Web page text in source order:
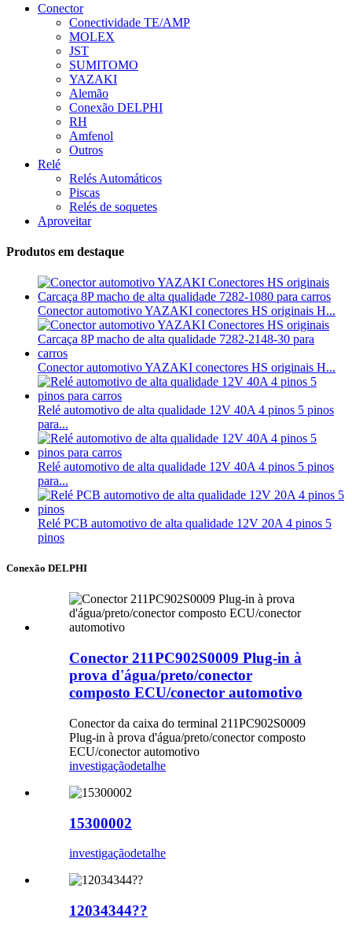
Conector
Conectividade TE/AMP
MOLEX
JST
SUMITOMO
YAZAKI
Alemão
Conexão DELPHI
RH
Amfenol
Outros
Relé
Relés Automáticos
Piscas
Relés de soquetes
Aproveitar
Produtos em destaque
Conector automotivo YAZAKI conectores HS originais H...
Conector automotivo YAZAKI conectores HS originais H...
Relé automotivo de alta qualidade 12V 40A 4 pinos 5 pinos
para...
Relé automotivo de alta qualidade 12V 40A 4 pinos 5 pinos
para...
Relé PCB automotivo de alta qualidade 12V 20A 4 pinos 5
pinos
Conexão DELPHI
Conector 211PC902S0009 Plug-in à
prova d'água/preto/conector
composto ECU/conector automotivo
Conector da caixa do terminal 211PC902S0009
Plug-in à prova d'água/preto/conector composto
ECU/conector automotivo
investigaçãodetalhe
15300002
investigaçãodetalhe
12034344??